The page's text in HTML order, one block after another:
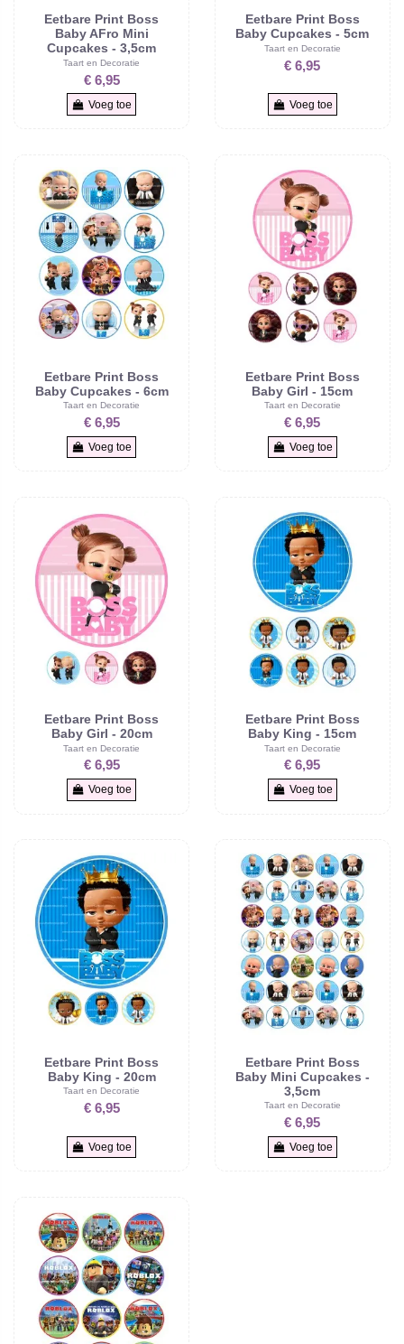
Eetbare Print Boss
Baby AFro Mini
Cupcakes - 3,5cm
Taart en Decoratie
€ 6,95
Voeg toe
Eetbare Print Boss
Baby Cupcakes - 5cm
Taart en Decoratie
€ 6,95
Voeg toe
Eetbare Print Boss
Baby Cupcakes - 6cm
Taart en Decoratie
€ 6,95
Voeg toe
Eetbare Print Boss
Baby Girl - 15cm
Taart en Decoratie
€ 6,95
Voeg toe
Eetbare Print Boss
Baby Girl - 20cm
Taart en Decoratie
€ 6,95
Voeg toe
Eetbare Print Boss
Baby King - 15cm
Taart en Decoratie
€ 6,95
Voeg toe
Eetbare Print Boss
Baby King - 20cm
Taart en Decoratie
€ 6,95
Voeg toe
Eetbare Print Boss
Baby Mini Cupcakes -
3,5cm
Taart en Decoratie
€ 6,95
Voeg toe